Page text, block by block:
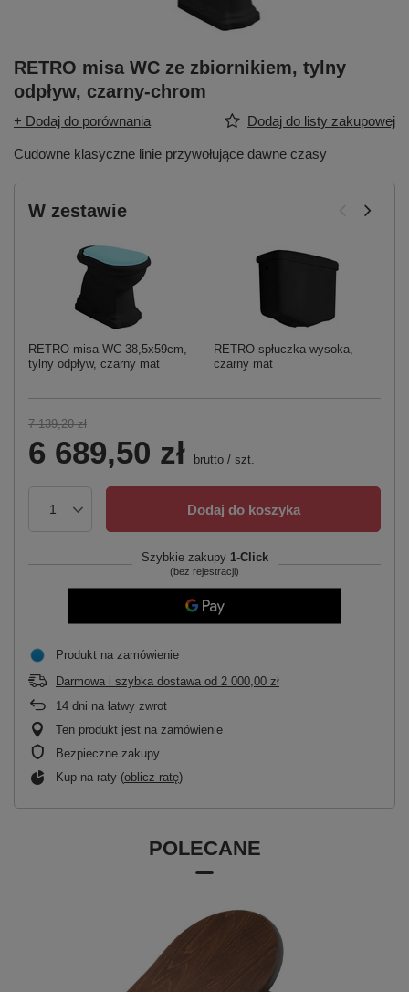
RETRO misa WC ze zbiornikiem, tylny
odpływ, czarny-chrom
+ Dodaj do porównania Dodaj do listy zakupowej
Cudowne klasyczne linie przywołujące dawne czasy
W zestawie
RETRO misa WC 38,5x59cm,
tylny odpływ, czarny mat
RETRO spłuczka wysoka,
czarny mat
7 139,20 zł
6 689,50 zł brutto / szt.
Dodaj do koszyka
Szybkie zakupy 1-Click
(bez rejestracji)
Produkt na zamówienie
Darmowa i szybka dostawa od 2 000,00 zł
14 dni na łatwy zwrot
Ten produkt jest na zamówienie
Bezpieczne zakupy
Kup na raty (oblicz ratę)
POLECANE